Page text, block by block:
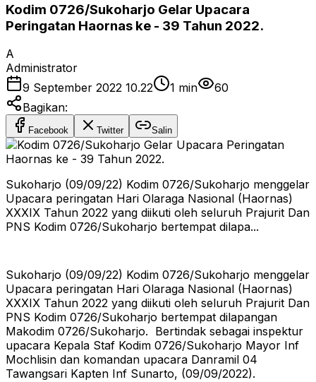
Kodim 0726/Sukoharjo Gelar Upacara
Peringatan Haornas ke - 39 Tahun 2022.
A
Administrator
9 September 2022 10.22
1 min
60
Bagikan:
Facebook Twitter Salin
Sukoharjo (09/09/22) Kodim 0726/Sukoharjo menggelar
Upacara peringatan Hari Olaraga Nasional (Haornas)
XXXIX Tahun 2022 yang diikuti oleh seluruh Prajurit Dan
PNS Kodim 0726/Sukoharjo bertempat dilapa...
Sukoharjo (09/09/22) Kodim 0726/Sukoharjo menggelar
Upacara peringatan Hari Olaraga Nasional (Haornas)
XXXIX Tahun 2022 yang diikuti oleh seluruh Prajurit Dan
PNS Kodim 0726/Sukoharjo bertempat dilapangan
Makodim 0726/Sukoharjo. Bertindak sebagai inspektur
upacara Kepala Staf Kodim 0726/Sukoharjo Mayor Inf
Mochlisin dan komandan upacara Danramil 04
Tawangsari Kapten Inf Sunarto, (09/09/2022).